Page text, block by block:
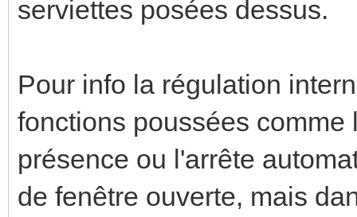
serviettes posées dessus.
Pour info la régulation
fonctions poussées
présence ou l'arrête
de fenêtre ouverte, mais